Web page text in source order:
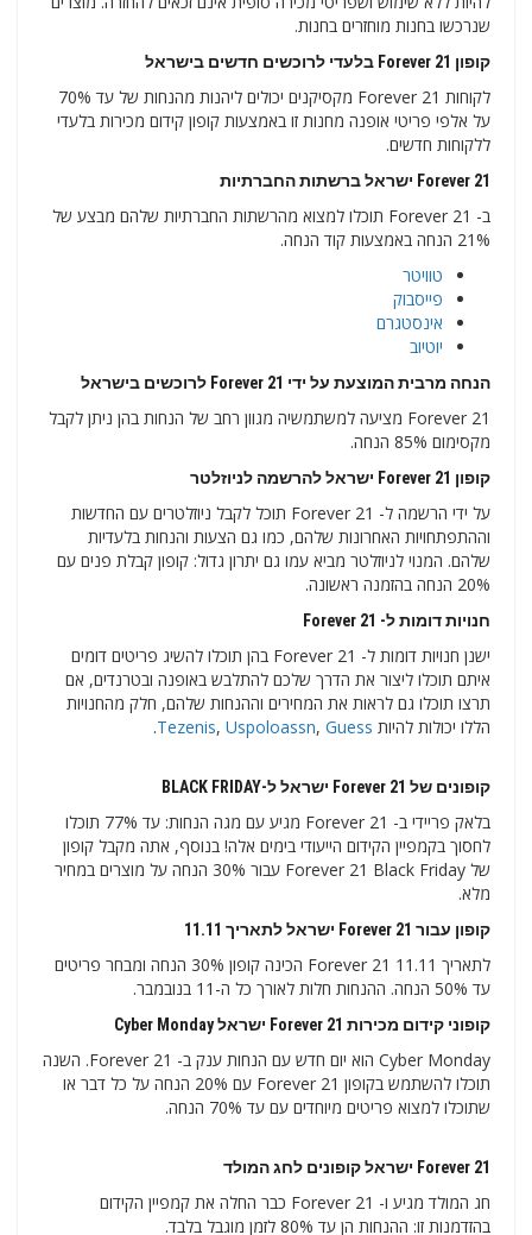
שנרכשו בחנות מוחזרים בחנות.
קופון Forever 21 בלעדי לרוכשים חדשים בישראל
לקוחות Forever 21 מקסיקנים יכולים ליהנות מהנחות של עד 70%
על אלפי פריטי אופנה מחנות זו באמצעות קופון קידום מכירות בלעדי
ללקוחות חדשים.
Forever 21 ישראל ברשתות החברתיות
ב- Forever 21 תוכלו למצוא מהרשתות החברתיות שלהם מבצע של
21% הנחה באמצעות קוד הנחה.
טוויטר
פייסבוק
אינסטגרם
יוטיוב
הנחה מרבית המוצעת על ידי Forever 21 לרוכשים בישראל
Forever 21 מציעה למשתמשיה מגוון רחב של הנחות בהן ניתן לקבל
מקסימום 85% הנחה.
קופון Forever 21 ישראל להרשמה לניוזלטר
על ידי הרשמה ל- Forever 21 תוכל לקבל ניוזלטרים עם החדשות
וההתפתחויות האחרונות שלהם, כמו גם הצעות והנחות בלעדיות
שלהם. המנוי לניוזלטר מביא עמו גם יתרון גדול: קופון קבלת פנים עם
20% הנחה בהזמנה ראשונה.
חנויות דומות ל- Forever 21
ישנן חנויות דומות ל- Forever 21 בהן תוכלו להשיג פריטים דומים
איתם תוכלו ליצור את הדרך שלכם להתלבש באופנה ובטרנדים, אם
תרצו תוכלו גם לראות את המחירים וההנחות שלהם, חלק מהחנויות
הללו יכולות להיות
Tezenis, Uspoloassn, Guess
.
קופונים של Forever 21 ישראל ל-BLACK FRIDAY
בלאק פריידי ב- Forever 21 מגיע עם מגה הנחות: עד 77% תוכלו
לחסוך בקמפיין הקידום הייעודי בימים אלה! בנוסף, אתה מקבל קופון
של Forever 21 Black Friday עבור 30% הנחה על מוצרים במחיר
מלא.
קופון עבור Forever 21 ישראל לתאריך 11.11
לתאריך 11.11 Forever 21 הכינה קופון 30% הנחה ומבחר פריטים
עד 50% הנחה. ההנחות חלות לאורך כל ה-11 בנובמבר.
קופוני קידום מכירות Forever 21 ישראל Cyber ​​​​Monday
Cyber ​​​​Monday הוא יום חדש עם הנחות ענק ב- Forever 21. השנה
תוכלו להשתמש בקופון Forever 21 עם 20% הנחה על כל דבר או
שתוכלו למצוא פריטים מיוחדים עם עד 70% הנחה.
Forever 21 ישראל קופונים לחג המולד
חג המולד מגיע ו- Forever 21 כבר החלה את קמפיין הקידום
בהזדמנות זו: ההנחות הן עד 80% לזמן מוגבל בלבד.